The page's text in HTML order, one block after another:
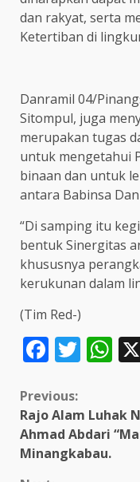
dan rakyat, serta
Ketertiban di
Danramil 04/
Sitompul, juga
merupakan tugas
untuk mengetahui
binaan dan untuk
antara Babinsa
“Di samping itu
bentuk Sinergitas
khususnya
kerukunan dalam
(Tim Red-)
Continue
Reading
Previous:
Rajo Alam Luhak
Ahmad Abdari
Minangkabau.